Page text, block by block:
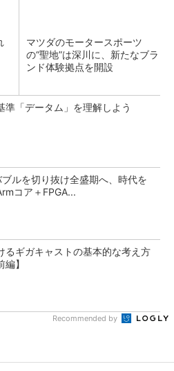
マツダのモータースポーツ
の“聖地”は深川に、新たなブラ
ンド体験拠点を開設
準「データム」を理解しよう
ルを切り抜け全盛期へ、時代を
コア＋FPGA...
るギガキャストの基本的な考え方
】
Recommended by